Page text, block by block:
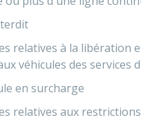
relatives à la libération
véhicules des services
en surcharge
relatives aux